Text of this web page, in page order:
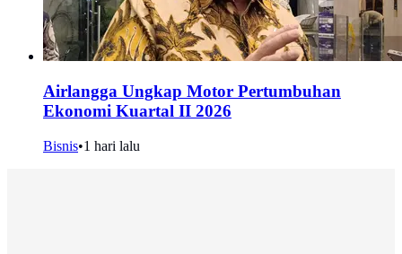
Airlangga Ungkap Motor Pertumbuhan
Ekonomi Kuartal II 2026
Bisnis•1 hari lalu